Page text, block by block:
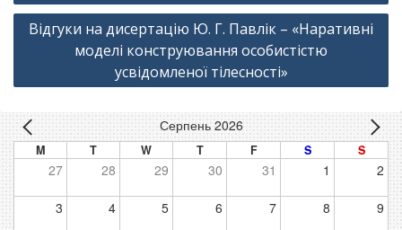
Відгуки на дисертацію Ю. Г. Павлік – «Наративні
моделі конструювання особистістю
усвідомленої тілесності»
Серпень 2026
M T W T F S S
27 28 29 30 31 1 2
3 4 5 6 7 8 9